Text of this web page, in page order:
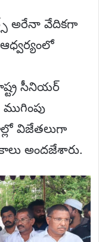
అరేనా వేదికగా
సీనియర్
విజేతలుగా
అందజేశారు.